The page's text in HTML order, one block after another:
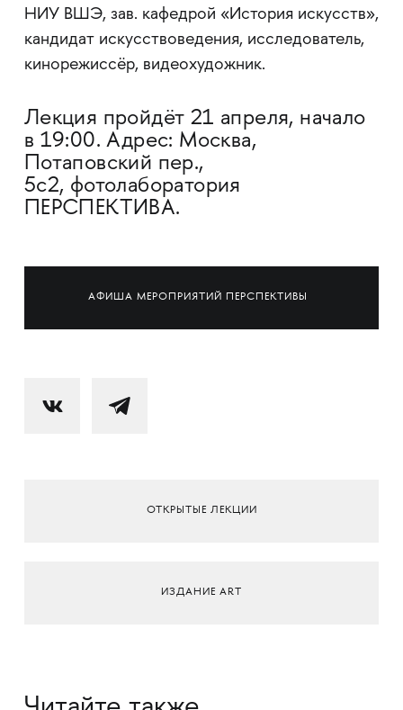
НИУ ВШЭ, зав. кафедрой «История искусств»,
кандидат искусствоведения, исследователь,
кинорежиссёр, видеохудожник.
Лекция пройдёт 21 апреля, начало
в 19:00. Адрес: Москва,
Потаповский пер.,
5с2, фотолаборатория
ПЕРСПЕКТИВА.
АФИША МЕРОПРИЯТИЙ ПЕРСПЕКТИВЫ
ОТКРЫТЫЕ ЛЕКЦИИ
ИЗДАНИЕ ART